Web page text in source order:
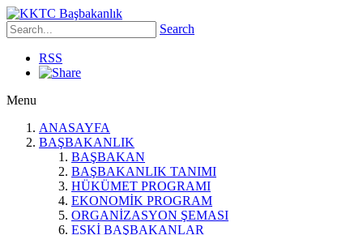
Search
RSS
Menu
ANASAYFA
BAŞBAKANLIK
BAŞBAKAN
BAŞBAKANLIK TANIMI
HÜKÜMET PROGRAMI
EKONOMİK PROGRAM
ORGANİZASYON ŞEMASI
ESKİ BAŞBAKANLAR